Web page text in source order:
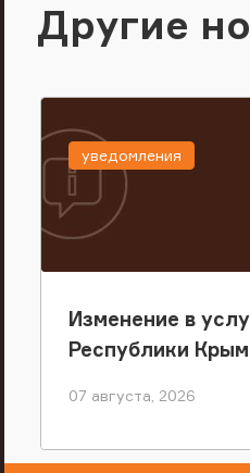
Другие
Изменение в
Республики Крым
07 августа, 2026
уведомления